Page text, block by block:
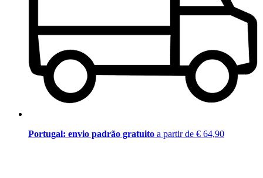
Portugal: envio padrão gratuito a partir de € 64,90